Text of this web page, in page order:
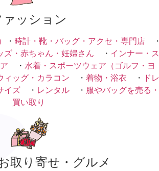
ァッション
・ 時計・靴・バッグ・アクセ・専門店・
ズ・赤ちゃん・妊婦さん ・ インナー・ス
・ 水着・スポーツウェア（ゴルフ・ヨ
ィッグ・カラコン ・ 着物・浴衣 ・ ドレ
イズ ・ レンタル ・ 服やバッグを売る・
買い取り
取り寄せ・グルメ